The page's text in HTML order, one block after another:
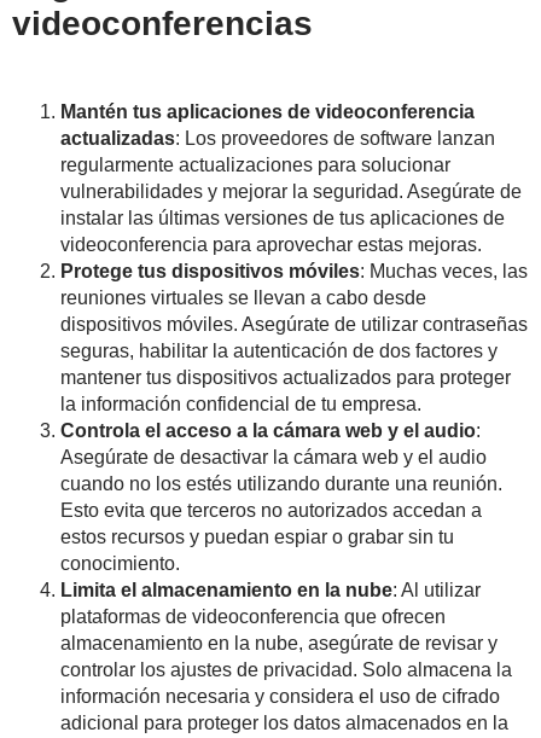
videoconferencias
Mantén tus aplicaciones de videoconferencia
actualizadas: Los proveedores de software lanzan
regularmente actualizaciones para solucionar
vulnerabilidades y mejorar la seguridad. Asegúrate de
instalar las últimas versiones de tus aplicaciones de
videoconferencia para aprovechar estas mejoras.
Protege tus dispositivos móviles: Muchas veces, las
reuniones virtuales se llevan a cabo desde
dispositivos móviles. Asegúrate de utilizar contraseñas
seguras, habilitar la autenticación de dos factores y
mantener tus dispositivos actualizados para proteger
la información confidencial de tu empresa.
Controla el acceso a la cámara web y el audio:
Asegúrate de desactivar la cámara web y el audio
cuando no los estés utilizando durante una reunión.
Esto evita que terceros no autorizados accedan a
estos recursos y puedan espiar o grabar sin tu
conocimiento.
Limita el almacenamiento en la nube: Al utilizar
plataformas de videoconferencia que ofrecen
almacenamiento en la nube, asegúrate de revisar y
controlar los ajustes de privacidad. Solo almacena la
información necesaria y considera el uso de cifrado
adicional para proteger los datos almacenados en la